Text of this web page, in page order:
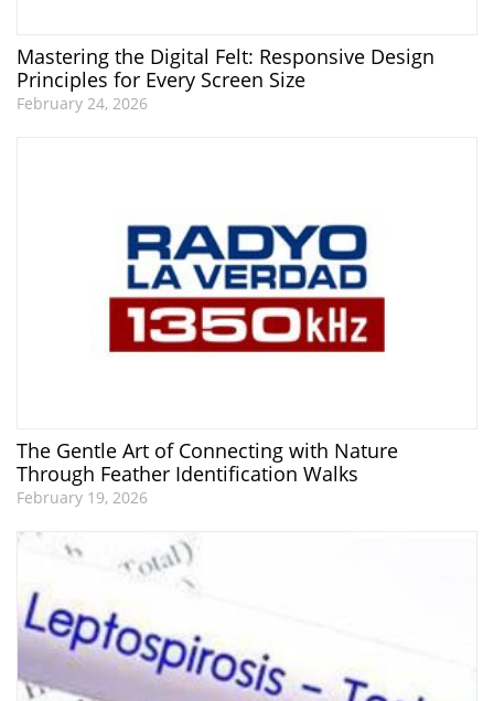
Mastering the Digital Felt: Responsive Design
Principles for Every Screen Size
February 24, 2026
The Gentle Art of Connecting with Nature
Through Feather Identification Walks
February 19, 2026